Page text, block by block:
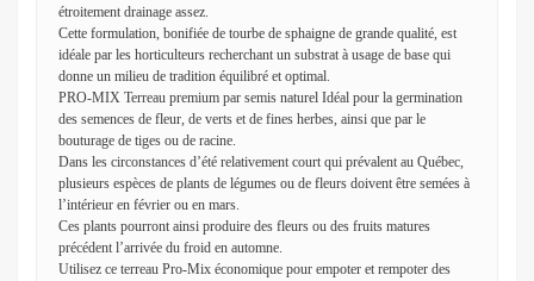
étroitement drainage assez.
Cette formulation, bonifiée de tourbe de sphaigne de grande qualité, est
idéale par les horticulteurs recherchant un substrat à usage de base qui
donne un milieu de tradition équilibré et optimal.
PRO-MIX Terreau premium par semis naturel Idéal pour la germination
des semences de fleur, de verts et de fines herbes, ainsi que par le
bouturage de tiges ou de racine.
Dans les circonstances d’été relativement court qui prévalent au Québec,
plusieurs espèces de plants de légumes ou de fleurs doivent être semées à
l’intérieur en février ou en mars.
Ces plants pourront ainsi produire des fleurs ou des fruits matures
précédent l’arrivée du froid en automne.
Utilisez ce terreau Pro-Mix économique pour empoter et rempoter des